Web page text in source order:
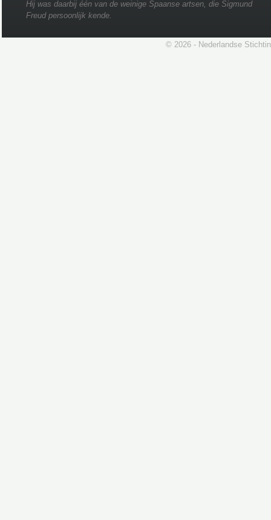
Hij was daarbij één van de weinige Spaanse artsen, die Sigmund
Freud persoonlijk kende.
© 2026 - Nederlandse